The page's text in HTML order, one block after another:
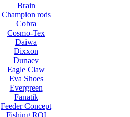
Brain
Champion rods
Cobra
Cosmo-Tex
Daiwa
Dixxon
Dunaev
Eagle Claw
Eva Shoes
Evergreen
Fanatik
Feeder Concept